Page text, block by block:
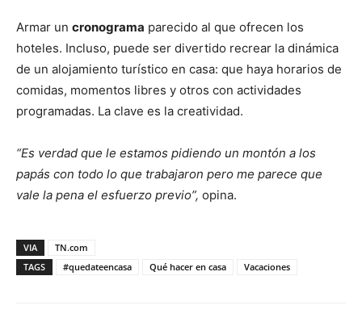
Armar un cronograma parecido al que ofrecen los
hoteles. Incluso, puede ser divertido recrear la dinámica
de un alojamiento turístico en casa: que haya horarios de
comidas, momentos libres y otros con actividades
programadas. La clave es la creatividad.
“Es verdad que le estamos pidiendo un montón a los
papás con todo lo que trabajaron pero me parece que
vale la pena el esfuerzo previo”, opina.
VIA
TN.com
TAGS
#quedateencasa Qué hacer en casa Vacaciones